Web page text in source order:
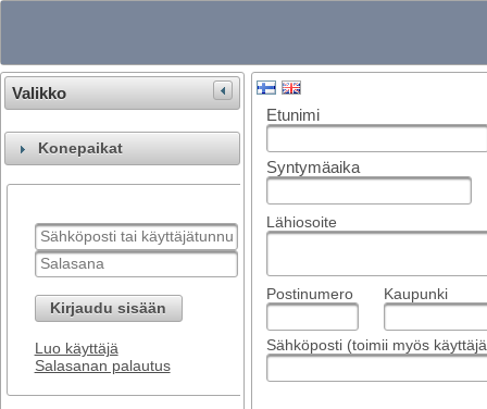
Valikko
Konepaikat
Kirjaudu sisään
Luo käyttäjä
Salasanan palautus
Etunimi
Syntymäaika
Lähiosoite
Postinumero Kaupunki
Sähköposti (toimii myös